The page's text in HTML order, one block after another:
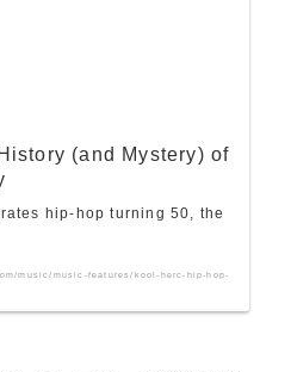
(and Mystery) of
hip-hop turning 50, the
music/music-features/kool-herc-hip-hop-